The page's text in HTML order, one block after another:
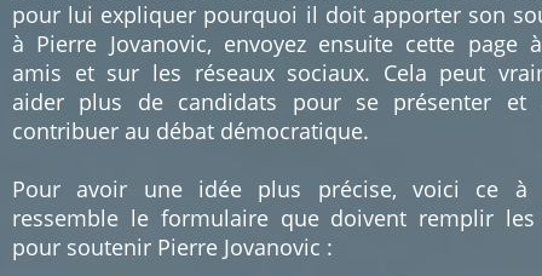
pour lui expliquer pourquoi il doit apporter son
à Pierre Jovanovic, envoyez ensuite cette page
amis et sur les réseaux sociaux. Cela peut
aider plus de candidats pour se présenter et
contribuer au débat démocratique.
Pour avoir une idée plus précise, voici ce à
ressemble le formulaire que doivent remplir les
pour soutenir Pierre Jovanovic :